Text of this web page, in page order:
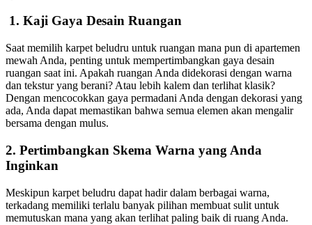
1. Kaji Gaya Desain Ruangan
Saat memilih karpet beludru untuk ruangan mana pun di apartemen
mewah Anda, penting untuk mempertimbangkan gaya desain
ruangan saat ini. Apakah ruangan Anda didekorasi dengan warna
dan tekstur yang berani? Atau lebih kalem dan terlihat klasik?
Dengan mencocokkan gaya permadani Anda dengan dekorasi yang
ada, Anda dapat memastikan bahwa semua elemen akan mengalir
bersama dengan mulus.
2. Pertimbangkan Skema Warna yang Anda
Inginkan
Meskipun karpet beludru dapat hadir dalam berbagai warna,
terkadang memiliki terlalu banyak pilihan membuat sulit untuk
memutuskan mana yang akan terlihat paling baik di ruang Anda.